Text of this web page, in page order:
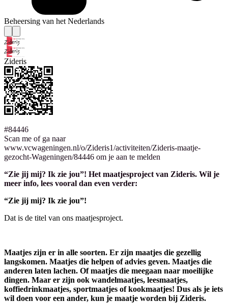
Beheersing van het Nederlands
Zideris
#84446
Scan me of ga naar
www.vcwageningen.nl/o/Zideris1/activiteiten/Zideris-maatje-
gezocht-Wageningen/84446 om je aan te melden
“Zie jij mij? Ik zie jou”! Het maatjesproject van Zideris. Wil je
meer info, lees vooral dan even verder:
“Zie jij mij? Ik zie jou”!
Dat is de titel van ons maatjesproject.
Maatjes zijn er in alle soorten. Er zijn maatjes die gezellig
langskomen. Maatjes die helpen of advies geven. Maatjes die
anderen laten lachen. Of maatjes die meegaan naar moeilijke
dingen. Maar er zijn ook wandelmaatjes, leesmaatjes,
koffiedrinkmaatjes, sportmaatjes of kookmaatjes! Dus als je iets
wil doen voor een ander, kun je maatje worden bij Zideris.